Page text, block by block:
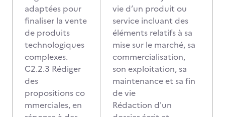
adaptées pour
finaliser la vente
de produits
technologiques
complexes.
C2.2.3 Rédiger
des
propositions co
mmerciales, en
vie d’un produit ou
service incluant des
éléments relatifs à sa
mise sur le marché, sa
commercialisation,
son exploitation, sa
maintenance et sa fin
de vie
Rédaction d'un